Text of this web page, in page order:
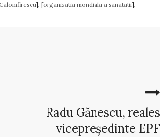
], [organizatia mondiala a sanatatii],
Radu Gănescu, reales
vicepreședinte EPF